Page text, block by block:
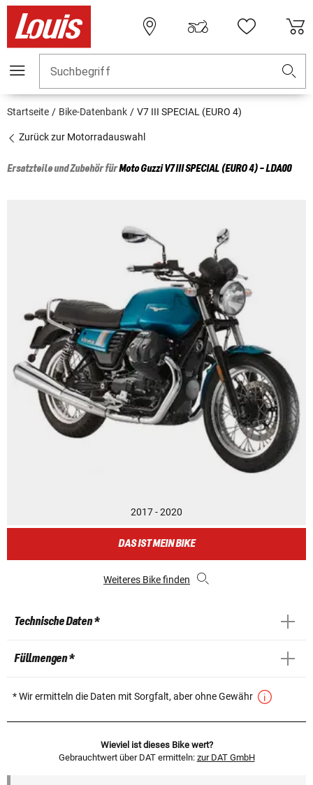
Suchbegriff
Startseite Bike-Datenbank V7 III SPECIAL (EURO 4)
Zurück zur Motorradauswahl
Ersatzteile und Zubehör fürMoto GuzziV7 III SPECIAL (EURO 4) - LDA00
2017 - 2020
DAS IST MEIN BIKE
Weiteres Bike finden
Technische Daten *
Füllmengen *
* Wir ermitteln die Daten mit Sorgfalt, aber ohne Gewähr
Wieviel ist dieses Bike wert?
Gebrauchtwert über DAT ermitteln: zur DAT GmbH